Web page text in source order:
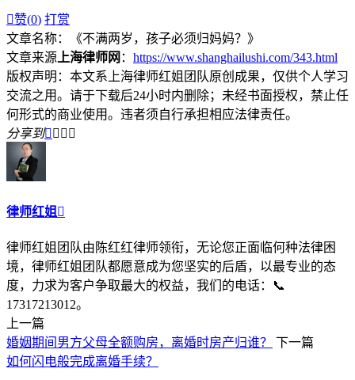
赞(0) 打赏
文章名称：《不满两岁，孩子必须归妈妈？》
文章来源 上海律师网 ： https://www.shanghailushi.com/343.html
版权声明：本文系上海律师红姐团队原创成果，仅供个人学习
交流之用。请于下载后24小时内删除；未经书面授权，禁止任
何形式的商业使用。违者须自行承担相应法律责任。
分享到   
律师红姐 
律师红姐团队由陈红红律师领衔，无论您正面临何种法律困
境，律师红姐团队都愿意成为您坚实的后盾，以最专业的态
度，力求为客户争取最大的权益，我们的电话：📞
17317213012。
上一篇
婚姻期间男方父母全额购房，离婚时房产归谁？
下一篇
如何闪电般完成离婚手续？